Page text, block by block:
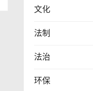
文化
法制
法治
环保